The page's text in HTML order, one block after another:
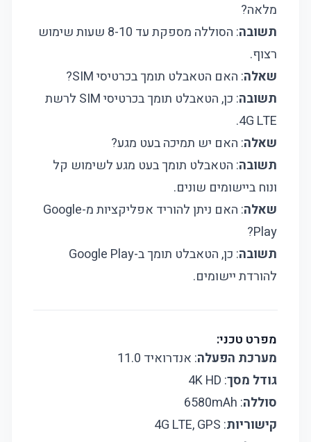
מלאה?
תשובה
: הסוללה מספקת עד 8-10 שעות שימוש
רצוף.
שאלה: האם הטאבלט תומך בכרטיסי SIM?
תשובה
: כן, הטאבלט תומך בכרטיסי SIM לרשת
4G LTE.
שאלה: האם יש תמיכה בעט מגע?
תשובה: הטאבלט תומך בעט מגע לשימוש קל
ונוח ביישומים שונים.
שאלה
: האם ניתן להוריד אפליקציות מ-Google
Play?
תשובה
: כן, הטאבלט תומך ב-Google Play
להורדת יישומים.
מפרט טכני:
מערכת הפעלה: אנדרואיד 11.0
גודל מסך: 4K HD
סוללה: 6580mAh
קישוריות: 4G LTE, GPS